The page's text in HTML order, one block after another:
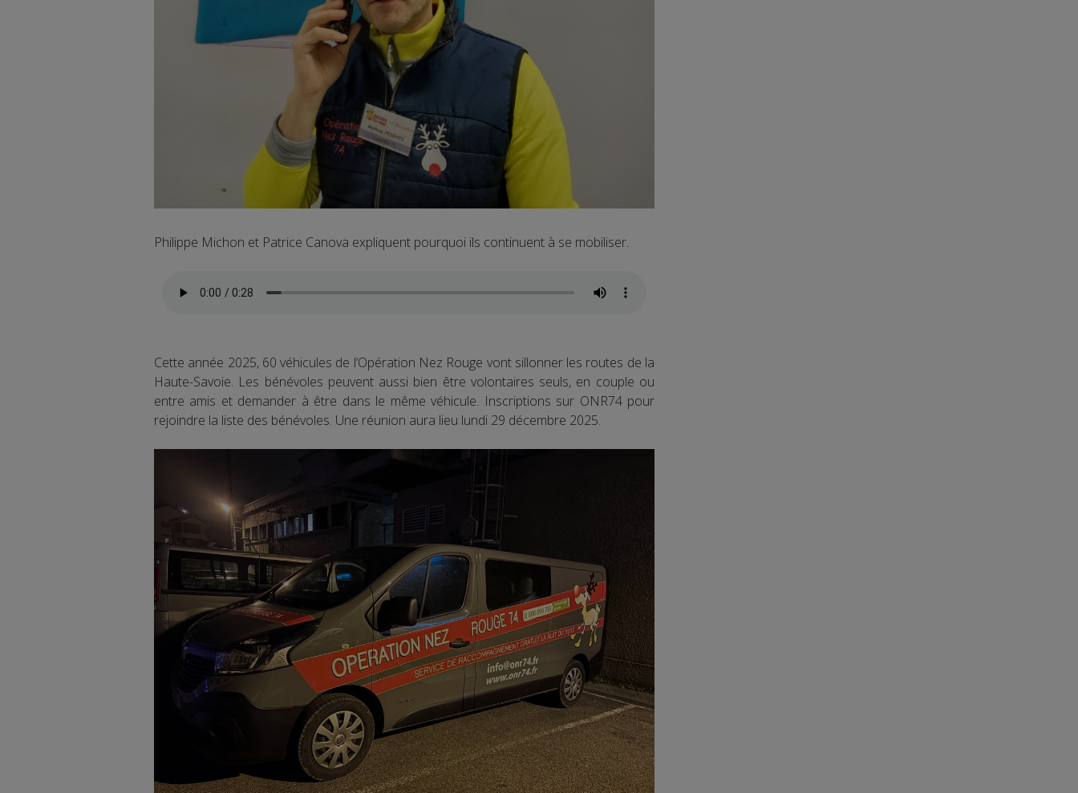
Philippe Michon et Patrice Canova expliquent pourquoi ils continuent à se mobiliser.
Cette année 2025, 60 véhicules de l’Opération Nez Rouge vont sillonner les routes de la
Haute-Savoie. Les bénévoles peuvent aussi bien être volontaires seuls, en couple ou
entre amis et demander à être dans le même véhicule. Inscriptions sur ONR74 pour
rejoindre la liste des bénévoles. Une réunion aura lieu lundi 29 décembre 2025.